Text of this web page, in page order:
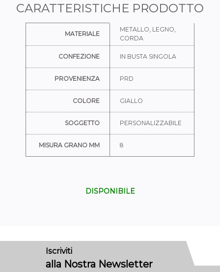
CARATTERISTICHE PRODOTTO
MATERIALE
METALLO, LEGNO,
CORDA
CONFEZIONE IN BUSTA SINGOLA
PROVENIENZA PRD
COLORE GIALLO
SOGGETTO PERSONALIZZABILE
MISURA GRANO MM 8
DISPONIBILE
Iscriviti
alla Nostra Newsletter